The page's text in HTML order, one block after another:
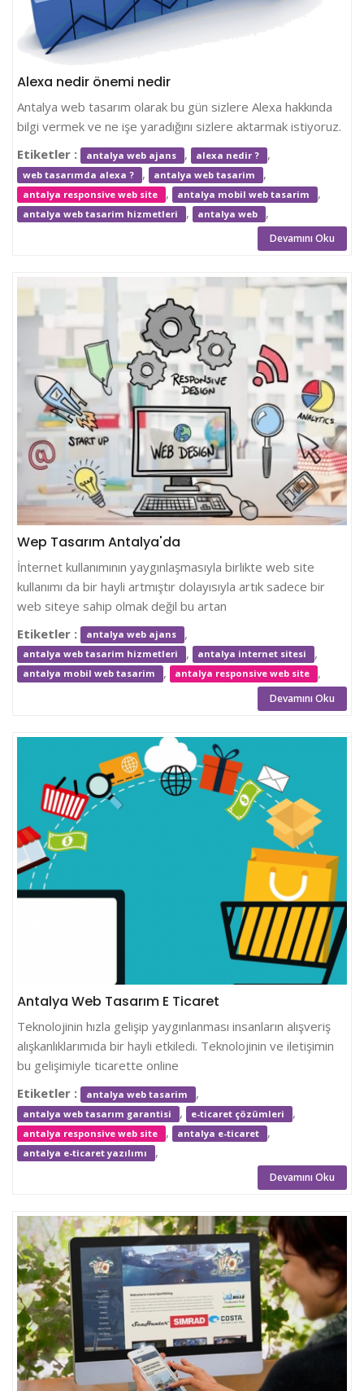
Alexa nedir önemi nedir
Antalya web tasarım olarak bu gün sizlere Alexa hakkında
bilgi vermek ve ne işe yaradığını sizlere aktarmak istiyoruz.
Etiketler :
antalya web ajans , alexa nedir ? ,
web tasarımda alexa ? , antalya web tasarim ,
antalya responsive web site , antalya mobil web tasarim ,
antalya web tasarim hizmetleri , antalya web ,
Devamını Oku
Wep Tasarım Antalya'da
İnternet kullanımının yaygınlaşmasıyla birlikte web site
kullanımı da bir hayli artmıştır dolayısıyla artık sadece bir
web siteye sahip olmak değil bu artan
Etiketler :
antalya web ajans ,
antalya web tasarim hizmetleri , antalya internet sitesi ,
antalya mobil web tasarim , antalya responsive web site ,
Devamını Oku
Antalya Web Tasarım E Ticaret
Teknolojinin hızla gelişip yaygınlanması insanların alışveriş
alışkanlıklarımıda bir hayli etkiledi. Teknolojinin ve iletişimin
bu gelişimiyle ticarette online
Etiketler :
antalya web tasarim ,
antalya web tasarım garantisi , e-ticaret çözümleri ,
antalya responsive web site , antalya e-ticaret ,
antalya e-ticaret yazılımı ,
Devamını Oku